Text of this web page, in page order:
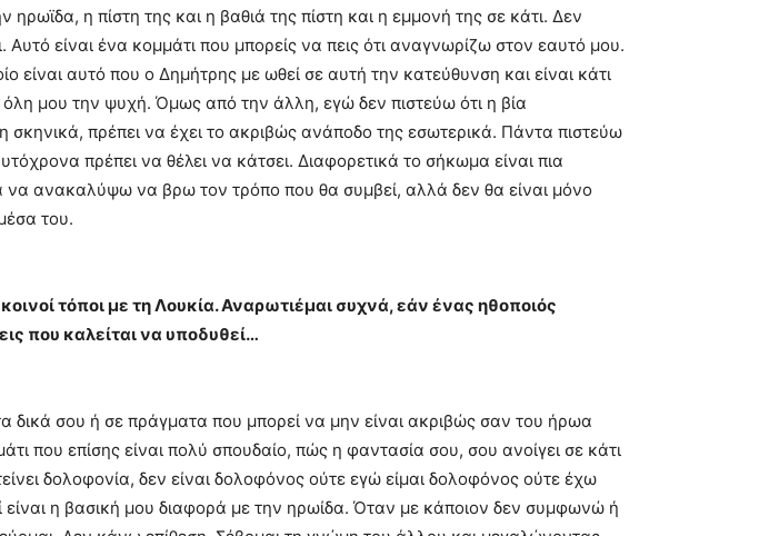
ηρωϊδα, η πίστη της και η βαθιά της πίστη και η εμμονή της σε κάτι. Δεν
Αυτό είναι ένα κομμάτι που μπορείς να πεις ότι αναγνωρίζω στον εαυτό μου.
είναι αυτό που ο Δημήτρης με ωθεί σε αυτή την κατεύθυνση και είναι κάτι
μου την ψυχή. Όμως από την άλλη, εγώ δεν πιστεύω ότι η βία
σκηνικά, πρέπει να έχει το ακριβώς ανάποδο της εσωτερικά. Πάντα πιστεύω
πρέπει να θέλει να κάτσει. Διαφορετικά το σήκωμα είναι πια
να ανακαλύψω να βρω τον τρόπο που θα συμβεί, αλλά δεν θα είναι μόνο
του.
τόποι με τη Λουκία. Αναρωτιέμαι συχνά, εάν ένας ηθοποιός
που καλείται να υποδυθεί…
σου ή σε πράγματα που μπορεί να μην είναι ακριβώς σαν του ήρωα
που επίσης είναι πολύ σπουδαίο, πώς η φαντασία σου, σου ανοίγει σε κάτι
δολοφονία, δεν είναι δολοφόνος ούτε εγώ είμαι δολοφόνος ούτε έχω
η βασική μου διαφορά με την ηρωίδα. Όταν με κάποιον δεν συμφωνώ ή